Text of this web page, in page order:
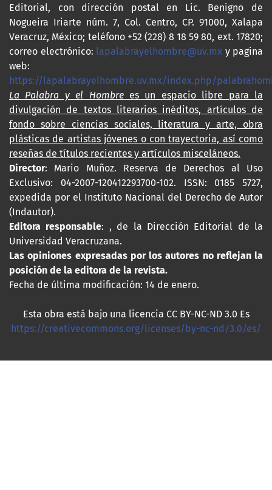
Editorial, con dirección postal en Lic. Benigno de
Nogueira Iriarte núm. 7, Col. Centro, CP. 91000, Xalapa
Veracruz, México; teléfono +52 (228) 8 18 59 80, ext. 17820;
correo electrónico: lapalabrayelhombre@uv.mx y pagina
web:
https://lapalabrayelhombre.uv.mx/index.php/
La Palabra y el Hombre es un espacio libre para la
divulgación de textos literarios inéditos, artículos de
fondo sobre ciencias sociales, literatura y arte, obra
plásticas de artistas jóvenes o con trayectoria, así como
reseñas de títulos recientes y artículos misceláneos.
Director: Mario Muñoz. Reserva de Derechos al Uso
Exclusivo: 04-2007-120412293700-102. ISSN: 0185 5727,
expedida por el Instituto Nacional del Derecho de Autor
(Indautor).
Editora responsable: , de la Dirección Editorial de la
Universidad Veracruzana.
Las opiniones expresadas por los autores no reflejan la
posición de la editora de la revista.
Fecha de última modificación: 14 de enero.
Esta obra está bajo una licencia CC BY-NC-ND 3.0 Es
https://creativecommons.org/licenses/by-nc-nd/3.0/es/